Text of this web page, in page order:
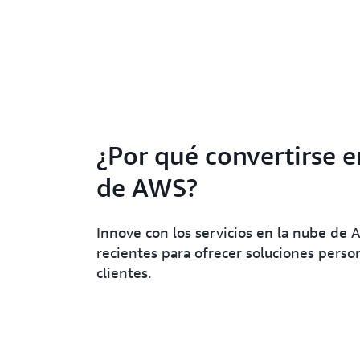
¿Por qué convertirse
de AWS?
Innove con los servicios en la nube de
recientes para ofrecer soluciones
clientes.